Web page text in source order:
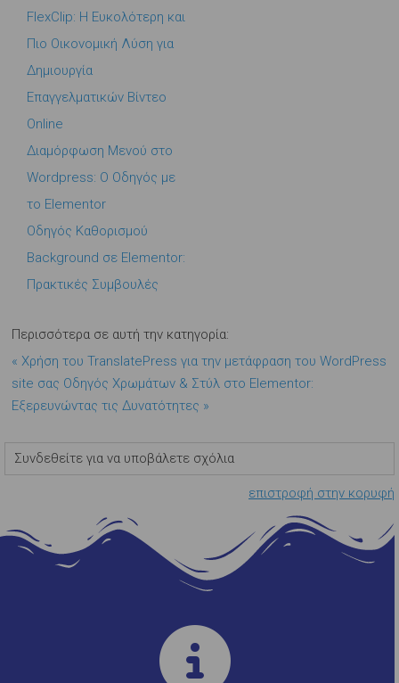
FlexClip: Η Ευκολότερη και
Πιο Οικονομική Λύση για
Δημιουργία
Επαγγελματικών Βίντεο
Online
Διαμόρφωση Μενού στο
Wordpress: Ο Οδηγός με
το Elementor
Οδηγός Καθορισμού
Background σε Elementor:
Πρακτικές Συμβουλές
Περισσότερα σε αυτή την κατηγορία:
« Χρήση του TranslatePress για την μετάφραση του WordPress
site σας Οδηγός Χρωμάτων & Στύλ στο Elementor:
Εξερευνώντας τις Δυνατότητες »
Συνδεθείτε για να υποβάλετε σχόλια
επιστροφή στην κορυφή